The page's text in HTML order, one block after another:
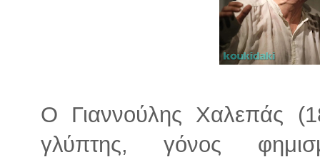
Ο Γιαννούλης Χαλεπάς
γλύπτης, γόνος